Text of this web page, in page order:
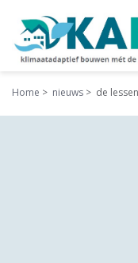
Home nieuws de